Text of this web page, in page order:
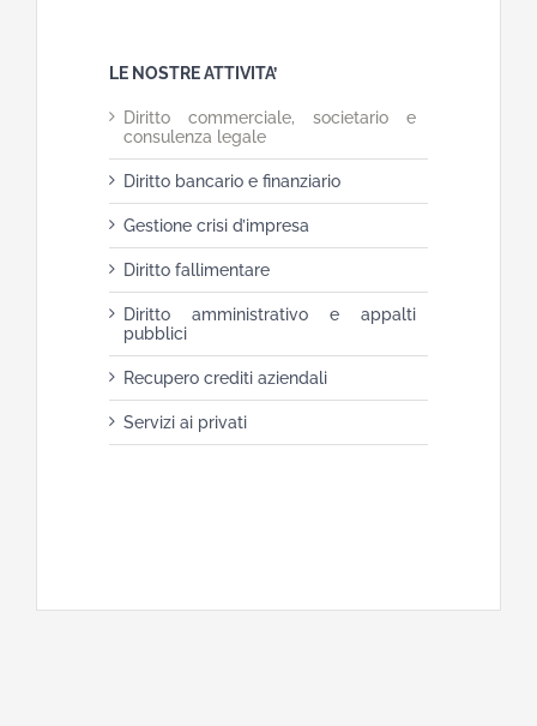
LE NOSTRE ATTIVITA’
Diritto commerciale, societario e
consulenza legale
Diritto bancario e finanziario
Gestione crisi d’impresa
Diritto fallimentare
Diritto amministrativo e appalti
pubblici
Recupero crediti aziendali
Servizi ai privati